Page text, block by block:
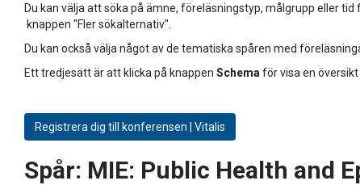
Du kan välja att söka på ämne, föreläsningstyp, målgrupp eller
knappen "Fler sökalternativ".
Du kan också välja något av de tematiska spåren med
Ett tredjesätt är att klicka på knappen Schema för visa en
Registrera dig till konferensen | Vitalis
Spår: MIE: Public Health and